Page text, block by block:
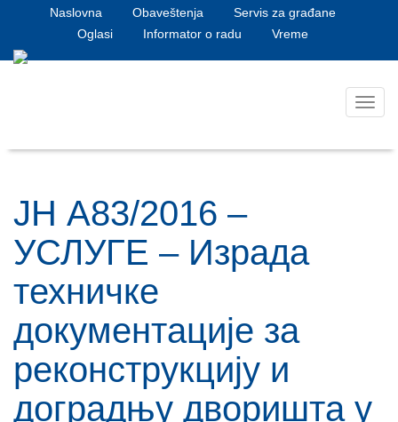
Naslovna Obaveštenja
Servis za građane
Oglasi
Informator o radu Vreme
ЈН А83/2016 –
УСЛУГЕ – Израда
техничке
документације за
реконструкцију и
доградњу дворишта у